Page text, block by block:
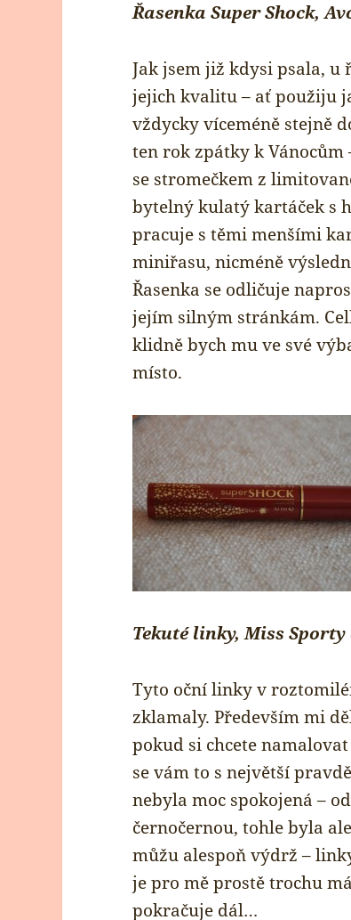
Řasenka Super Shock,
Jak jsem již kdysi psala, u
jejich kvalitu – ať použiju
vždycky víceméně stejně
ten rok zpátky k
se stromečkem z
bytelný kulatý kartáček s
pracuje s těmi menšími
miniřasu, nicméně
Řasenka se odličuje
jejím silným stránkám.
klidně bych mu ve své
místo.
Tekuté linky, Miss
Tyto oční linky v
zklamaly. Především mi
pokud si chcete
se vám to s největší
nebyla moc spokojená –
černočernou, tohle byla
můžu alespoň výdrž –
je pro mě prostě trochu
pokračuje dál…